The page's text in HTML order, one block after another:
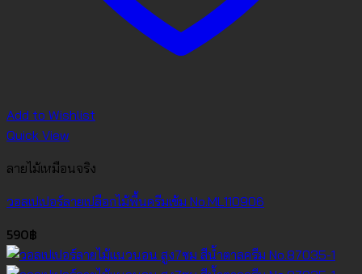
Add to Wishlist
Quick View
ลายไม้เหมือนจริง
วอลเปเปอร์ลายเปลือกไม้พื้นครีมเข้ม No.ML110906
590฿